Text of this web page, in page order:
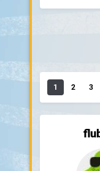
1 2 3